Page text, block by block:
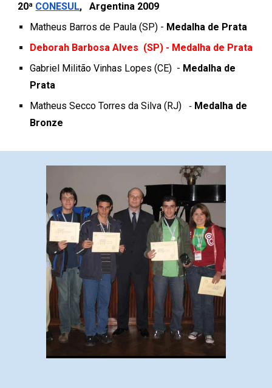
20ª CONESUL,Argentina 2009
Matheus Barros de Paula (SP) - Medalha de Prata
Deborah Barbosa Alves (SP) - Medalha de Prata
Gabriel Militão Vinhas Lopes (CE) - Medalha de
Prata
Matheus Secco Torres da Silva ( RJ) - Medalha de
Bronze